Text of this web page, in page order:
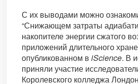
С их выводами можно
“Снижающем затраты
накопителе энергии сжатого
приложений длительного
опубликованном в iScience. В
приняли участие
Королевского колледжа